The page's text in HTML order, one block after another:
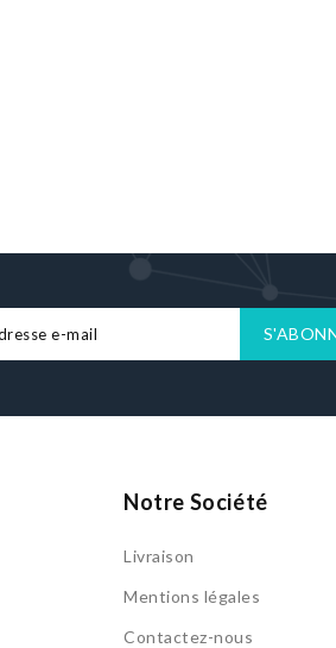
Notre Société
Livraison
Mentions légales
Contactez-nous